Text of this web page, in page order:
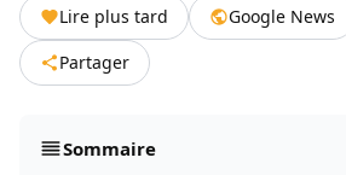
Lire plus tard Google News
Partager
Sommaire